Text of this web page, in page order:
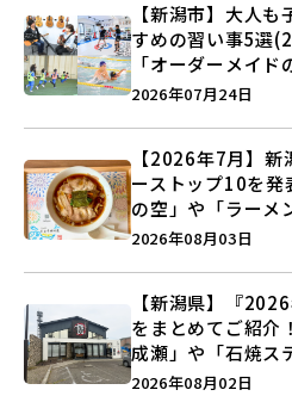
【新潟市】大人
すめの習い事5選
「オーダーメイ
キックボクシング
2026年07月24日
【2026年7月】
ーストップ10を発
の空」や「ラーメ
注目記事をランキ
2026年08月03日
【新潟県】『
をまとめてご紹介
成瀬」や「石焼ス
営業に幕…。
2026年08月02日